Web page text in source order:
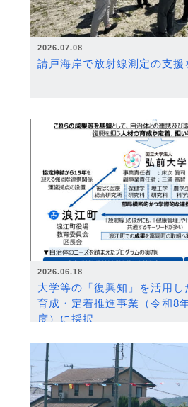
2026.07.08
請戸海岸で放射線測定の支援
2026.06.18
大学等の「復興知」を活用し
育成・定着推進事業（令和8
度）に採択